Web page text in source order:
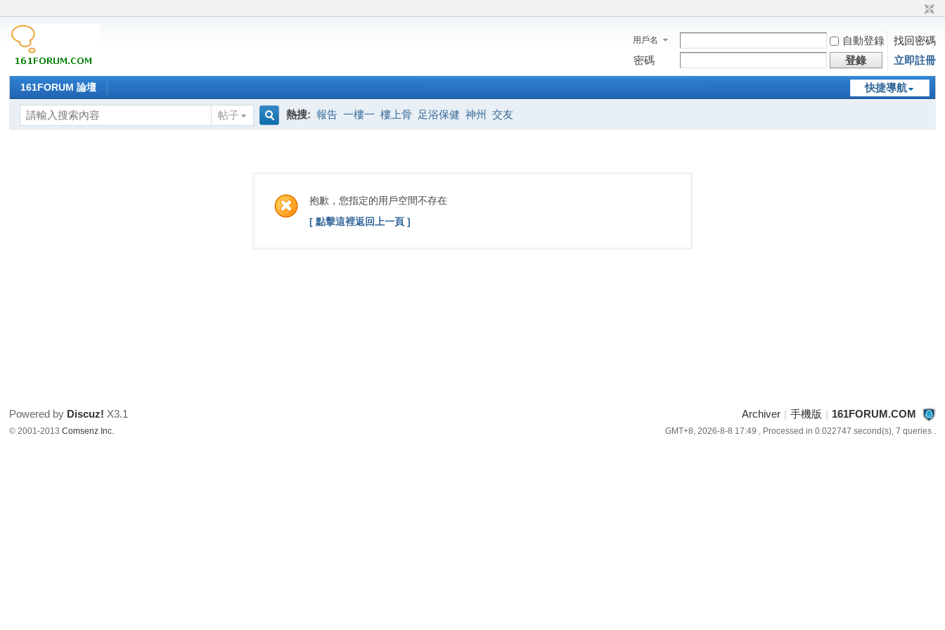
用戶名 自動登錄
找回密碼
密碼
登錄 立即註冊
快捷導航
161FORUM 論壇
帖子
熱搜: 報告 一樓一 樓上骨 足浴保健 神州 交友
抱歉，您指定的用戶空間不存在
[ 點擊這裡返回上一頁 ]
Archiver | 手機版 | 161FORUM.COM
GMT+8, 2026-8-8 17:49 , Processed in 0.022747 second(s), 7 queries .
Powered by Discuz! X3.1
© 2001-2013Comsenz Inc.